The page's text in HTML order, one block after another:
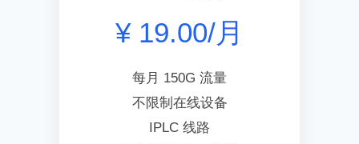
¥ 19.00/月
每月 150G 流量
不限制在线设备
IPLC 线路